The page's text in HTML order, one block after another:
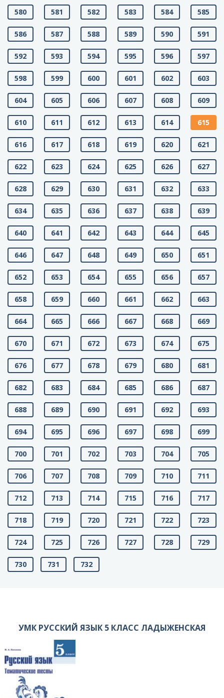
580 581 582 583 584 585
586 587 588 589 590 591
592 593 594 595 596 597
598 599 600 601 602 603
604 605 606 607 608 609
610 611 612 613 614 615
616 617 618 619 620 621
622 623 624 625 626 627
628 629 630 631 632 633
634 635 636 637 638 639
640 641 642 643 644 645
646 647 648 649 650 651
652 653 654 655 656 657
658 659 660 661 662 663
664 665 666 667 668 669
670 671 672 673 674 675
676 677 678 679 680 681
682 683 684 685 686 687
688 689 690 691 692 693
694 695 696 697 698 699
700 701 702 703 704 705
706 707 708 709 710 711
712 713 714 715 716 717
718 719 720 721 722 723
724 725 726 727 728 729
730 731 732
УМК РУССКИЙ ЯЗЫК 5 КЛАСС ЛАДЫЖЕНСКАЯ